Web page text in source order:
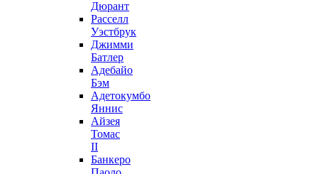
Дюрант
Расселл
Уэстбрук
Джимми
Батлер
Адебайо
Бэм
Адетокумбо
Яннис
Айзея
Томас
II
Банкеро